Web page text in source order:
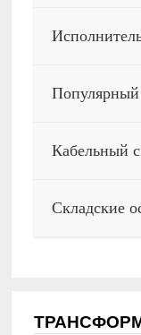
Популярный
Кабельный
Складские